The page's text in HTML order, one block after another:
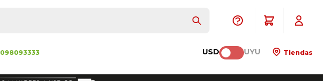
098093333 USD UYU Tiendas